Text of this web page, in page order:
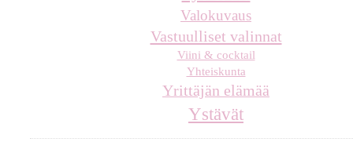
Valokuvaus
Vastuulliset valinnat
Viini & cocktail
Yhteiskunta
Yrittäjän elämää
Ystävät